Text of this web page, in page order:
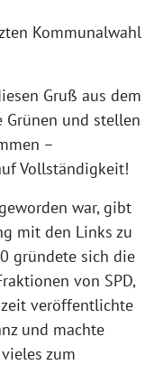
Kommunalwahl
Gruß aus dem
und stellen
–
Vollständigkeit!
war, gibt
mit den Links zu
gründete sich die
von SPD,
veröffentlichte
und machte
zum